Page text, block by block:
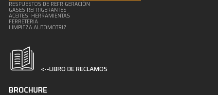
RESPUESTOS DE REFRIGERACIÒN
GASES REFRIGERANTES
ACEITES, HERRAMIENTAS
FERRETERIA
LIMPIEZA AUTOMOTRIZ
<--LIBRO DE RECLAMOS
BROCHURE